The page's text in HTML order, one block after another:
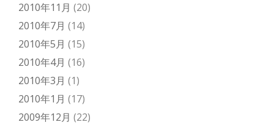
2010年11月 (20)
2010年7月 (14)
2010年5月 (15)
2010年4月 (16)
2010年3月 (1)
2010年1月 (17)
2009年12月 (22)